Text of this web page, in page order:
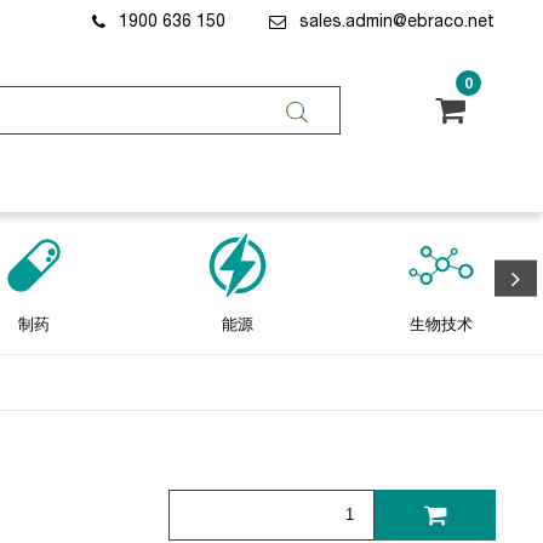
1900 636 150 sales.admin@ebraco.net
0
制药 能源 生物技术